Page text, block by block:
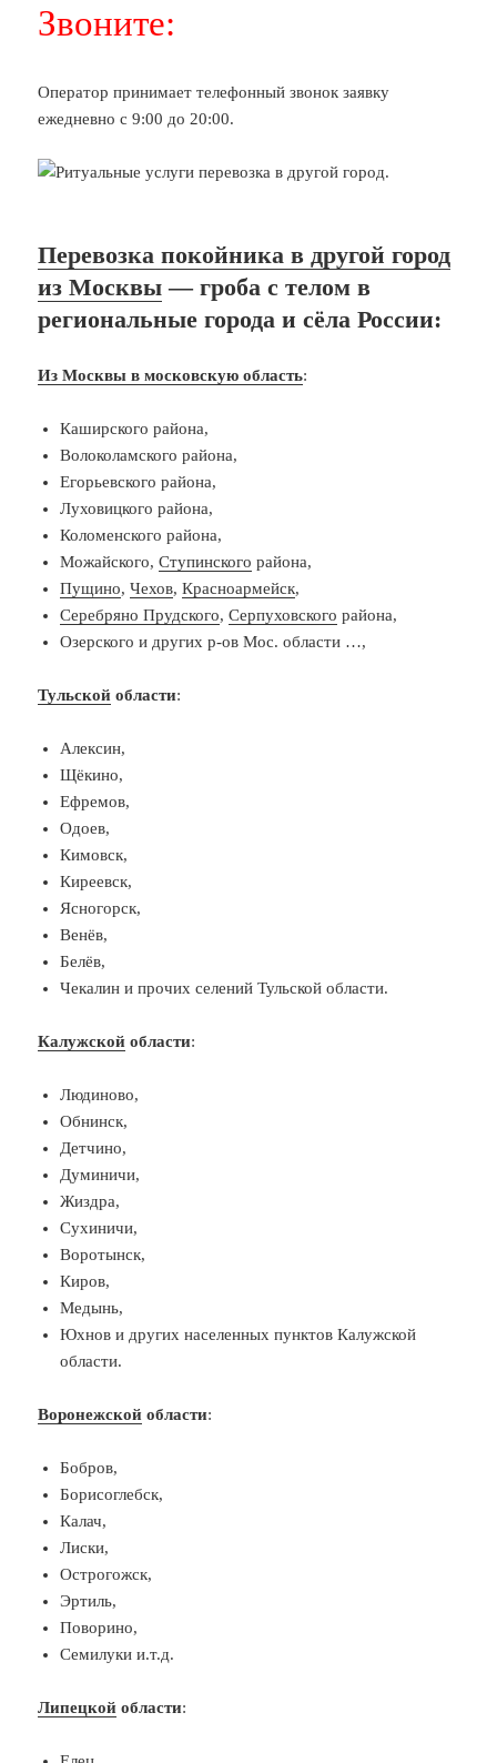
Звоните:
Оператор принимает телефонный звонок заявку
ежедневно с 9:00 до 20:00.
Перевозка покойника в другой город
из Москвы — гроба с телом в
региональные города и сёла России:
Из Москвы в московскую область:
Каширского района,
Волоколамского района,
Егорьевского района,
Луховицкого района,
Коломенского района,
Можайского,Ступинского района,
Пущино,Чехов,Красноармейск,
Серебряно Прудского,Серпуховского района,
Озерского и других р-ов Мос. области …,
Тульской области:
Алексин,
Щёкино,
Ефремов,
Одоев,
Кимовск,
Киреевск,
Ясногорск,
Венёв,
Белёв,
Чекалин и прочих селений Тульской области.
Калужской области:
Людиново,
Обнинск,
Детчино,
Думиничи,
Жиздра,
Сухиничи,
Воротынск,
Киров,
Медынь,
Юхнов и других населенных пунктов Калужской
области.
Воронежской области:
Бобров,
Борисоглебск,
Калач,
Лиски,
Острогожск,
Эртиль,
Поворино,
Семилуки и.т.д.
Липецкой области: